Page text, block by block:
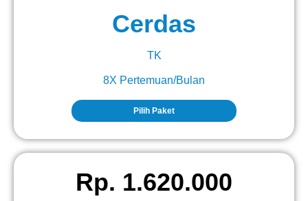
Cerdas
TK
8X Pertemuan/Bulan
Pilih Paket
Rp. 1.620.000